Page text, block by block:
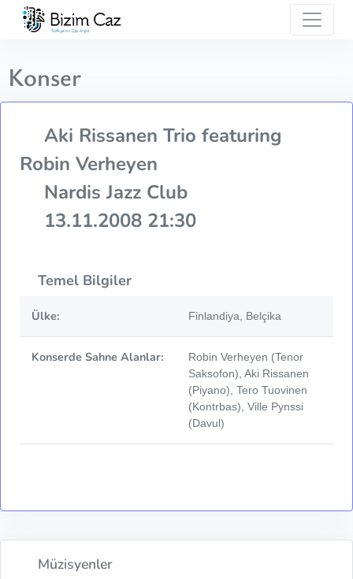
Konser
Aki Rissanen Trio featuring
Robin Verheyen
Nardis Jazz Club
13.11.2008 21:30
Temel Bilgiler
Ülke: Finlandiya, Belçika
Konserde Sahne Alanlar:
Robin Verheyen (Tenor
Saksofon), Aki Rissanen
(Piyano), Tero Tuovinen
(Kontrbas), Ville Pynssi
(Davul)
Müzisyenler